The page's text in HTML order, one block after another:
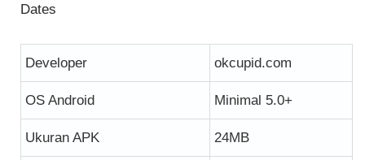
Dates
Developer okcupid.com
OS Android Minimal 5.0+
Ukuran APK 24MB